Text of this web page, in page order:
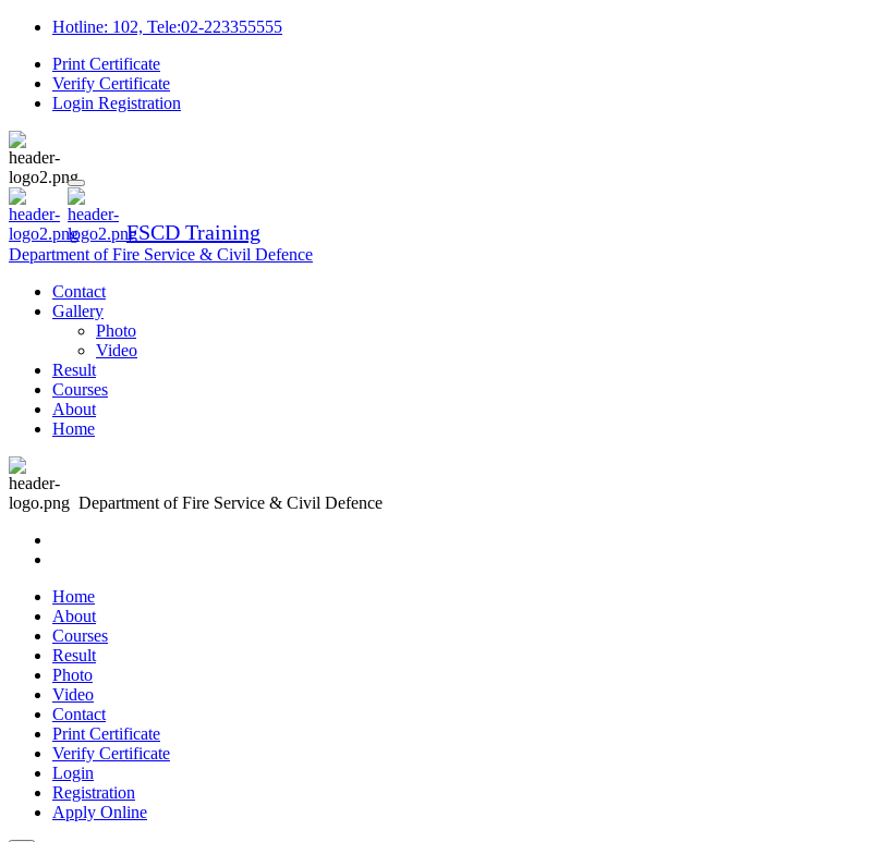
Hotline: 102, Tele:02-223355555
Print Certificate
Verify Certificate
Login Registration
FSCD Training
Department of Fire Service & Civil Defence
Contact
Gallery
Photo
Video
Result
Courses
About
Home
Department of Fire Service & Civil Defence
Home
About
Courses
Result
Photo
Video
Contact
Print Certificate
Verify Certificate
Login
Registration
Apply Online